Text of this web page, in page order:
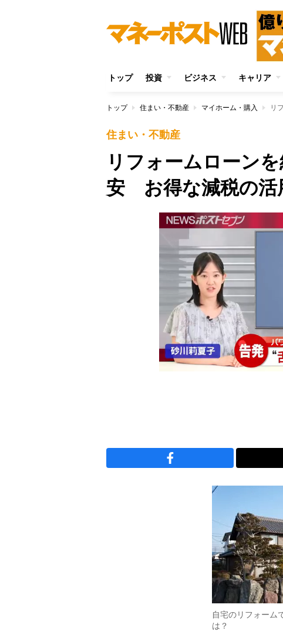
トップ 投資 ビジネス キャリア
トップ 住まい・不動産 マイホーム・購入 リ
住まい・不動産
リフォームローン
安 お得な減税の活
自宅のリフォーム
は？